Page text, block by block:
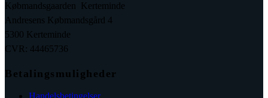
Købmandsgaarden Kerteminde
Andresens Købmandsgård 4
5300 Kerteminde
CVR: 44465736
Betalingsmuligheder